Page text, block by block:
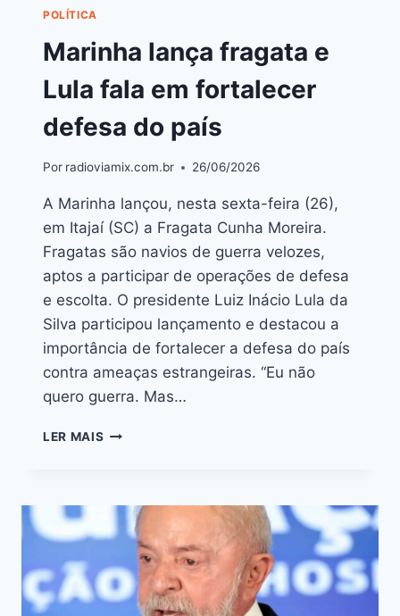
POLÍTICA
Marinha lança fragata e
Lula fala em fortalecer
defesa do país
Por radioviamix.com.br 26/06/2026
A Marinha lançou, nesta sexta-feira (26),
em Itajaí (SC) a Fragata Cunha Moreira.
Fragatas são navios de guerra velozes,
aptos a participar de operações de defesa
e escolta. O presidente Luiz Inácio Lula da
Silva participou lançamento e destacou a
importância de fortalecer a defesa do país
contra ameaças estrangeiras. “Eu não
quero guerra. Mas…
LER MAIS